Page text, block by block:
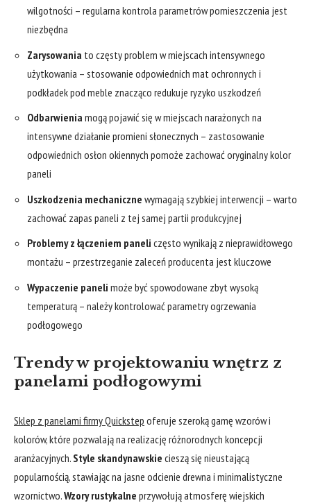
wilgotności – regularna kontrola parametrów pomieszczenia jest
niezbędna
Zarysowania to częsty problem w miejscach intensywnego
użytkowania – stosowanie odpowiednich mat ochronnych i
podkładek pod meble znacząco redukuje ryzyko uszkodzeń
Odbarwienia mogą pojawić się w miejscach narażonych na
intensywne działanie promieni słonecznych – zastosowanie
odpowiednich osłon okiennych pomoże zachować oryginalny kolor
paneli
Uszkodzenia mechaniczne wymagają szybkiej interwencji – warto
zachować zapas paneli z tej samej partii produkcyjnej
Problemy z łączeniem paneli często wynikają z nieprawidłowego
montażu – przestrzeganie zaleceń producenta jest kluczowe
Wypaczenie paneli może być spowodowane zbyt wysoką
temperaturą – należy kontrolować parametry ogrzewania
podłogowego
Trendy w projektowaniu wnętrz z
panelami podłogowymi
Sklep z panelami firmy Quickstep oferuje szeroką gamę wzorów i
kolorów, które pozwalają na realizację różnorodnych koncepcji
aranżacyjnych. Style skandynawskie cieszą się nieustającą
popularnością, stawiając na jasne odcienie drewna i minimalistyczne
wzornictwo.Wzory rustykalne przywołują atmosferę wiejskich